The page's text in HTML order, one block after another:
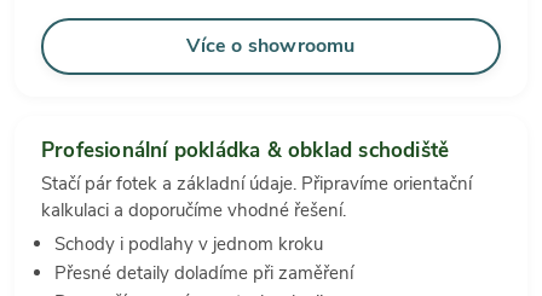
Více o showroomu
Profesionální pokládka & obklad schodiště
Stačí pár fotek a základní údaje. Připravíme orientační
kalkulaci a doporučíme vhodné řešení.
Schody i podlahy v jednom kroku
Přesné detaily doladíme při zaměření